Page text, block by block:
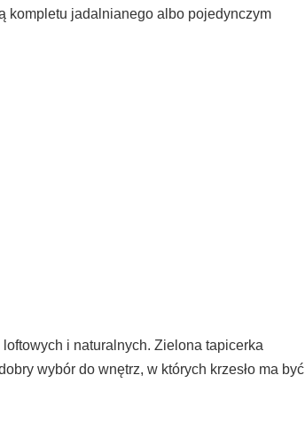
kompletu jadalnianego albo pojedynczym
i naturalnych. Zielona tapicerka
wybór do wnętrz, w których krzesło ma być